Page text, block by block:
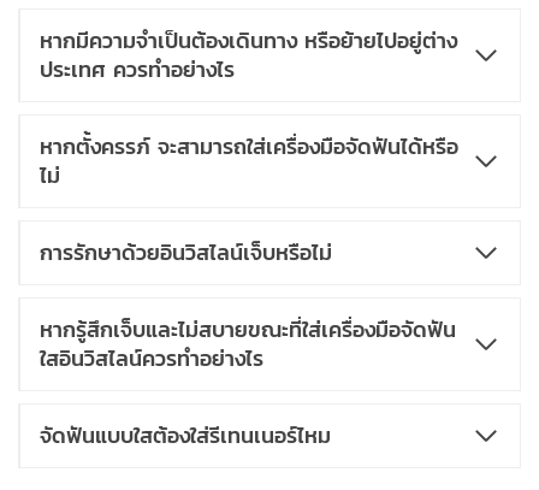
หากมีความจำเป็นต้องเดินทาง หรือย้ายไปอยู่ต่าง
ประเทศ ควรทำอย่างไร
หากตั้งครรภ์ จะสามารถใส่เครื่องมือจัดฟันได้หรือ
ไม่
การรักษาด้วยอินวิสไลน์เจ็บหรือไม่
หากรู้สึกเจ็บและไม่สบายขณะที่ใส่เครื่องมือจัดฟัน
ใสอินวิสไลน์ควรทำอย่างไร
จัดฟันแบบใสต้องใส่รีเทนเนอร์ไหม